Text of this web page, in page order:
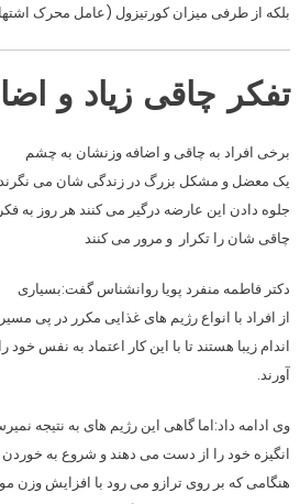
بلکه از طرفی میزان کورتیزول (عامل محرک
تفکر چاقی زیاد و
برخی افراد به چاقی و اضافه وزنشان به چشم
یک معضل و مشکل بزرگ در زندگی شان می نگرند
جلوه دادن این عارضه درگیر می کنند هر روز به
چاقی شان را تکرار و مرور می کنند
دکتر فاطمه منفرد پویا روانشناس گفت:بسیاری
از افراد با انواع رژیم های غذایی مکرر در پی
اندام زیبا هستند تا با این کار اعتماد به نفس
آورند.
وی ادامه داد:اما گاهی این رژیم های به نتیجه
انگیزه خود را از دست می دهند و شروع به
هنگامی که بر روی ترازو می رود با افزایش وزن